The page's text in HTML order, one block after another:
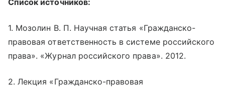
Список источников:
1. Мозолин В. П. Научная статья «Гражданско-
правовая ответственность в системе российского
права». «Журнал российского права». 2012.
2. Лекция «Гражданско-правовая